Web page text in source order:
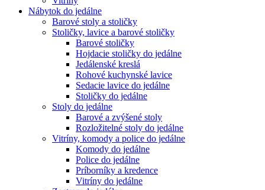
Nábytok do jedálne
Barové stoly a stoličky
Stoličky, lavice a barové stoličky
Barové stoličky
Hojdacie stoličky do jedálne
Jedálenské kreslá
Rohové kuchynské lavice
Sedacie lavice do jedálne
Stoličky do jedálne
Stoly do jedálne
Barové a zvýšené stoly
Rozložitelné stoly do jedálne
Vitríny, komody a police do jedálne
Komody do jedálne
Police do jedálne
Príborníky a kredence
Vitríny do jedálne